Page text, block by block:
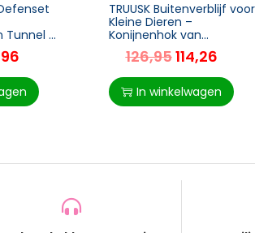
Tunnel –
en
TRUUSK Buitenverblijf voor
Kleine Dieren –
Konijnenhok van
Dennenhout – Natuurlijke
uitstraling – Afmetingen
181x100x48cm
126,95114,26
In winkelwagen